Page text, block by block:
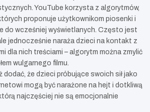
YouTube korzysta z algorytmów,
proponuje użytkownikom piosenki i
do wcześniej wyświetlanych. Często jest
jednocześnie naraża dzieci na kontakt z
dla nich treściami – algorytm można zmylić
wulgarnego filmu.
dodać, że dzieci próbujące swoich sił jako
mogą być narażone na hejt i dotkliwą
najczęściej nie są emocjonalnie